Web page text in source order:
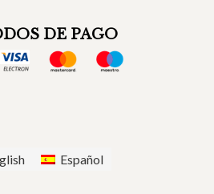
DE PAGO
Español